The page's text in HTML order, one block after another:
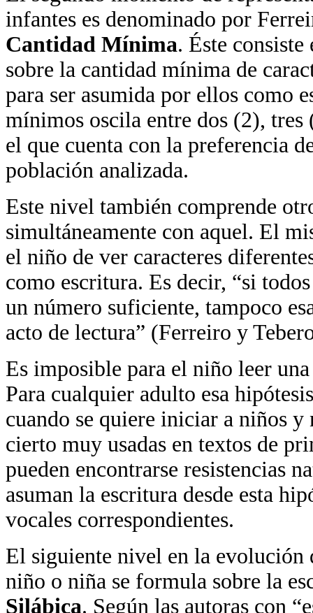
infantes es denominado por
Cantidad Mínima. Éste
sobre la cantidad mínima de
para ser asumida por ellos como
mínimos oscila entre dos (2),
el que cuenta con la preferencia
población analizada.
Este nivel también comprende
simultáneamente con aquel. El
el niño de ver caracteres
como escritura. Es decir, “si
un número suficiente, tampoco
acto de lectura” (Ferreiro y
Es imposible para el niño leer
Para cualquier adulto esa
cuando se quiere iniciar a niños
cierto muy usadas en textos de
pueden encontrarse resistencias
asuman la escritura desde esta
vocales correspondientes.
El siguiente nivel en la evolución
niño o niña se formula sobre la
Silábica. Según las autoras con